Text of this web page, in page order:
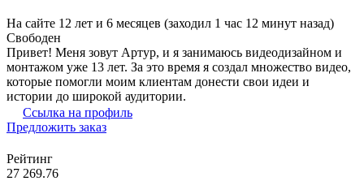
На сайте 12 лет и 6 месяцев (заходил 1 час 12 минут назад)
Свободен
Привет! Меня зовут Артур, и я занимаюсь видеодизайном и
монтажом уже 13 лет. За это время я создал множество видео,
которые помогли моим клиентам донести свои идеи и
истории до широкой аудитории.
Ссылка на профиль
Предложить заказ
Рейтинг
27 269.76